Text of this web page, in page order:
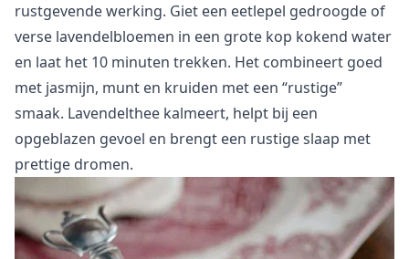
rustgevende werking. Giet een eetlepel gedroogde of
verse lavendelbloemen in een grote kop kokend water
en laat het 10 minuten trekken. Het combineert goed
met jasmijn, munt en kruiden met een “rustige”
smaak. Lavendelthee kalmeert, helpt bij een
opgeblazen gevoel en brengt een rustige slaap met
prettige dromen.